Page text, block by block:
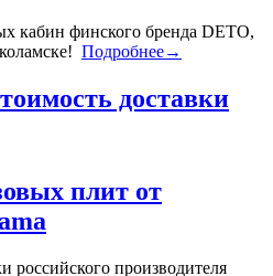
кабин финского бренда DETO,
Подробнее→
доставки
плит от
российского производителя